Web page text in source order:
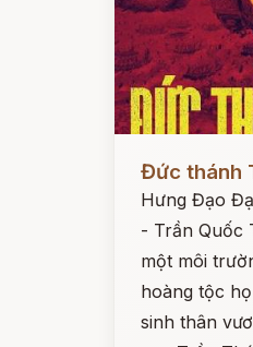
Đức thánh
Hưng Đạo
- Trần Quốc
một môi
hoàng tộc
sinh thân